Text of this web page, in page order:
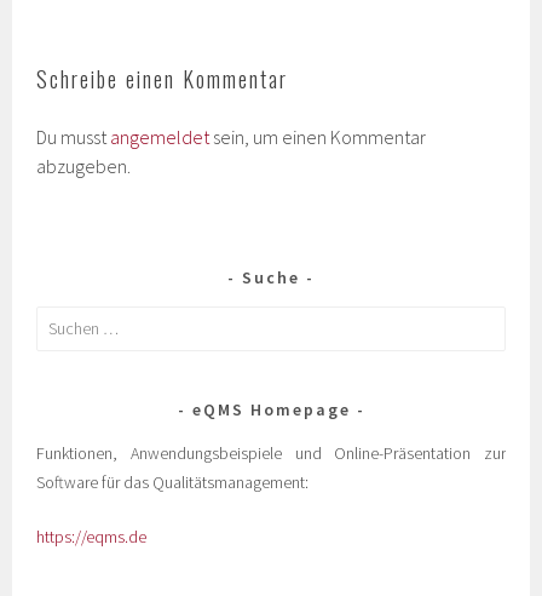
Schreibe einen Kommentar
Du musst angemeldet sein, um einen Kommentar
abzugeben.
Suche
eQMS Homepage
Funktionen, Anwendungsbeispiele und Online-Präsentation zur
Software für das Qualitätsmanagement:
https://eqms.de